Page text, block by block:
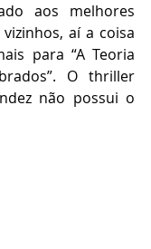
aos melhores
aí a coisa
para “A Teoria
O thriller
não possui o